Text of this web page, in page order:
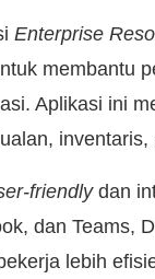
Enterprise
membantu
Aplikasi ini
friendlydan
dan Teams,
lebih